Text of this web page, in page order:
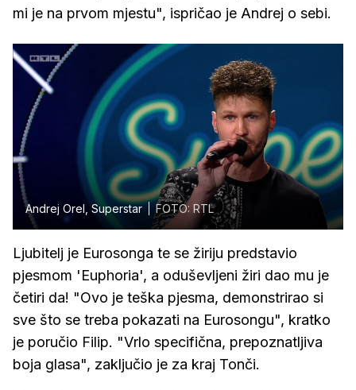
mi je na prvom mjestu", ispričao je Andrej o sebi.
Andrej Orel, Superstar FOTO: RTL
Ljubitelj je Eurosonga te se žiriju predstavio
pjesmom 'Euphoria', a oduševljeni žiri dao mu je
četiri da! "Ovo je teška pjesma, demonstrirao si
sve što se treba pokazati na Eurosongu", kratko
je poručio Filip. "Vrlo specifična, prepoznatljiva
boja glasa", zaključio je za kraj Tonči.